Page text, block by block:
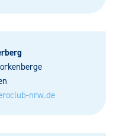
nrw.de